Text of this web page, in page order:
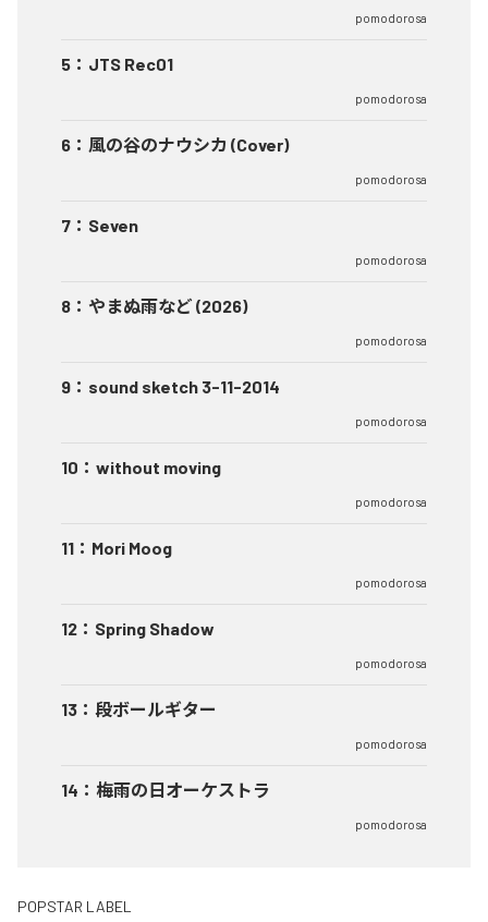
pomodorosa
5 ： JTS Rec01
pomodorosa
6 ： 風の谷のナウシカ (Cover)
pomodorosa
7 ： Seven
pomodorosa
8 ： やまぬ雨など (2026)
pomodorosa
9 ： sound sketch 3-11-2014
pomodorosa
10 ： without moving
pomodorosa
11 ： Mori Moog
pomodorosa
12 ： Spring Shadow
pomodorosa
13 ： 段ボールギター
pomodorosa
14 ： 梅雨の日オーケストラ
pomodorosa
POPSTAR LABEL